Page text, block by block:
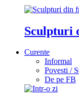
Sculpturi
Curente
Informal
Povesti /
De pe FB